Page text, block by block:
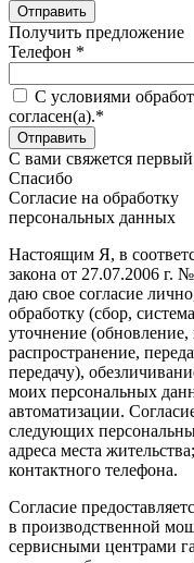
Получить предложение
Телефон *
C условиями
согласен(а).*
С вами свяжется
Спасибо
Согласие на обработку
персональных данных
Настоящим Я, в
закона от 27.07.2006
даю свое согласие
обработку (сбор,
уточнение
распространение,
передачу),
моих персональных
автоматизации.
следующих
адреса места
контактного телефона.
Согласие
в производственной
сервисными центрами